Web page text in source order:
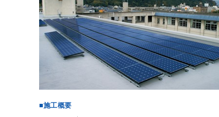
■施工概要